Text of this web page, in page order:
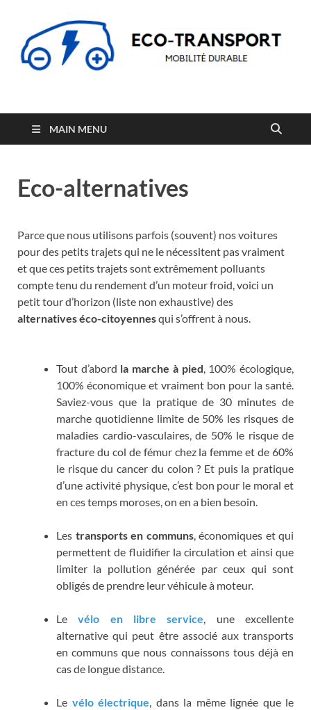
Eco-Transport
MAIN MENU
Eco-alternatives
Parce que nous utilisons parfois (souvent) nos voitures
pour des petits trajets qui ne le nécessitent pas vraiment
et que ces petits trajets sont extrêmement polluants
compte tenu du rendement d’un moteur froid, voici un
petit tour d’horizon (liste non exhaustive) des
alternatives éco-citoyennesqui s’offrent à nous.
Tout d’abord la marche à pied, 100% écologique,
100% économique et vraiment bon pour la santé.
Saviez-vous que la pratique de 30 minutes de
marche quotidienne limite de 50% les risques de
maladies cardio-vasculaires, de 50% le risque de
fracture du col de fémur chez la femme et de 60%
le risque du cancer du colon ? Et puis la pratique
d’une activité physique, c’est bon pour le moral et
en ces temps moroses, on en a bien besoin.
Les transports en communs, économiques et qui
permettent de fluidifier la circulation et ainsi que
limiter la pollution générée par ceux qui sont
obligés de prendre leur véhicule à moteur.
Levélo en libre service, une excellente
alternative qui peut être associé aux transports
en communs que nous connaissons tous déjà en
cas de longue distance.
Le vélo électrique, dans la même lignée que le